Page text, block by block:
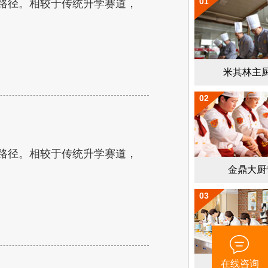
。相较于传统升学赛道，
。相较于传统升学赛道，
米其林主
02
金鼎大
03
在线咨询